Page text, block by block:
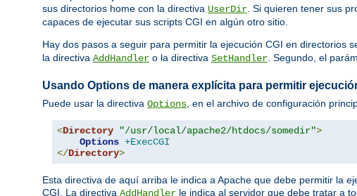
sus directorios home con la directiva UserDir. Si quieren tener sus
capaces de ejecutar sus scripts CGI en algún otro sitio.
Hay dos pasos a seguir para permitir la ejecución CGI en directorios
la directiva AddHandler o la directiva SetHandler. Segundo, el
Usando Options de manera explícita para permitir
Puede usar la directiva Options , en el archivo de configuración
<Directory "/usr/local/apache2/htdocs/somedir">
Options +ExecCGI
</Directory>
Esta directiva de aquí arriba le indica a Apache que debe permitir la
CGI. La directiva AddHandler le indica al servidor que debe tratar a